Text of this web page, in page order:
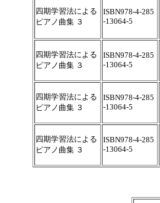
四期学習法による
ピアノ曲集 ３
ISBN978-4-285
-13064-5
四期学習法による
ピアノ曲集 ３
ISBN978-4-285
-13064-5
四期学習法による
ピアノ曲集 ３
ISBN978-4-285
-13064-5
四期学習法による
ピアノ曲集 ３
ISBN978-4-285
-13064-5